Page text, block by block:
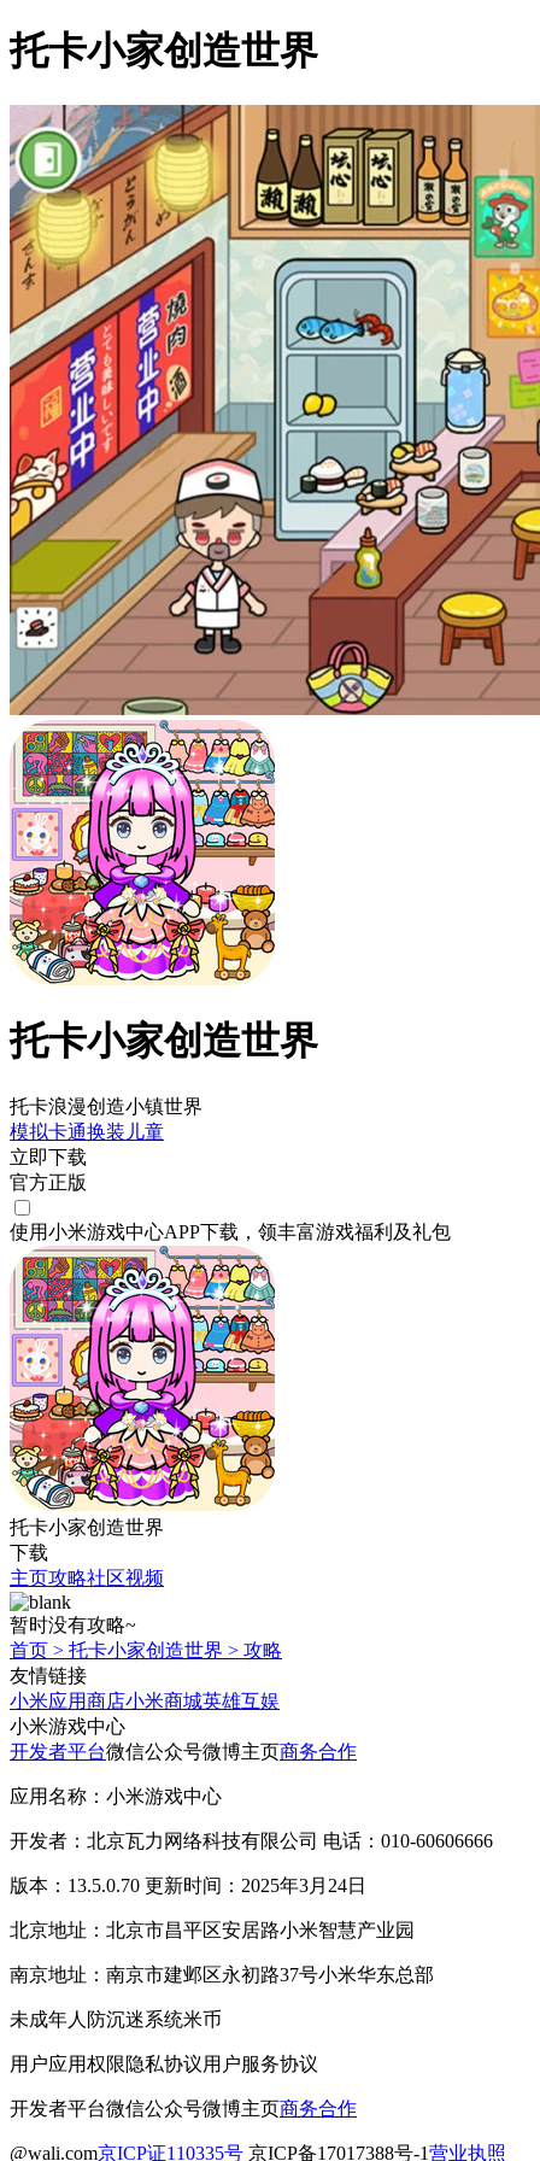
托卡小家创造世界
托卡小家创造世界
托卡浪漫创造小镇世界
模拟卡通换装 儿童
立即下载
官方正版
使用小米游戏中心APP下载 ，领丰富游戏福利 及礼包
托卡小家创造世界
下载
主页攻略社区视频
暂时没有攻略~
首页 > 托卡小家创造世界 > 攻略
友情链接
小米应用商店小米商城英雄互娱
小米游戏中心
开发者平台微信公众号微博主页商务合作
应用名称：小米游戏中心
开发者：北京瓦力网络科技有限公司 电话：010-60606666
版本：13.5.0.70 更新时间：2025年3月24日
北京地址：北京市昌平区安居路小米智慧产业园
南京地址：南京市建邺区永初路37号小米华东总部
未成年人防沉迷系统米币
用户应用权限隐私协议用户服务协议
开发者平台微信公众号微博主页商务合作
@wali.com京ICP证110335号 京ICP备17017388号-1营业执照